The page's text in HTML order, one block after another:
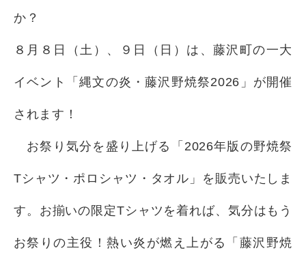
か？
８月８日（土）、９日（日）は、藤沢町の一大
イベント「縄文の炎・藤沢野焼祭2026」が開催
されます！
お祭り気分を盛り上げる「2026年版の野焼祭
Tシャツ・ポロシャツ・タオル」を販売いたしま
す。お揃いの限定Tシャツを着れば、気分はもう
お祭りの主役！熱い炎が燃え上がる「藤沢野焼